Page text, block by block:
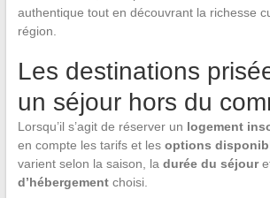
authentique tout en découvrant la richesse
région.
Les destinations
un séjour hors du
Lorsqu’il s’agit de réserver un logement
en compte les tarifs et les options
varient selon la saison, la durée du séjour
d’hébergementchoisi.